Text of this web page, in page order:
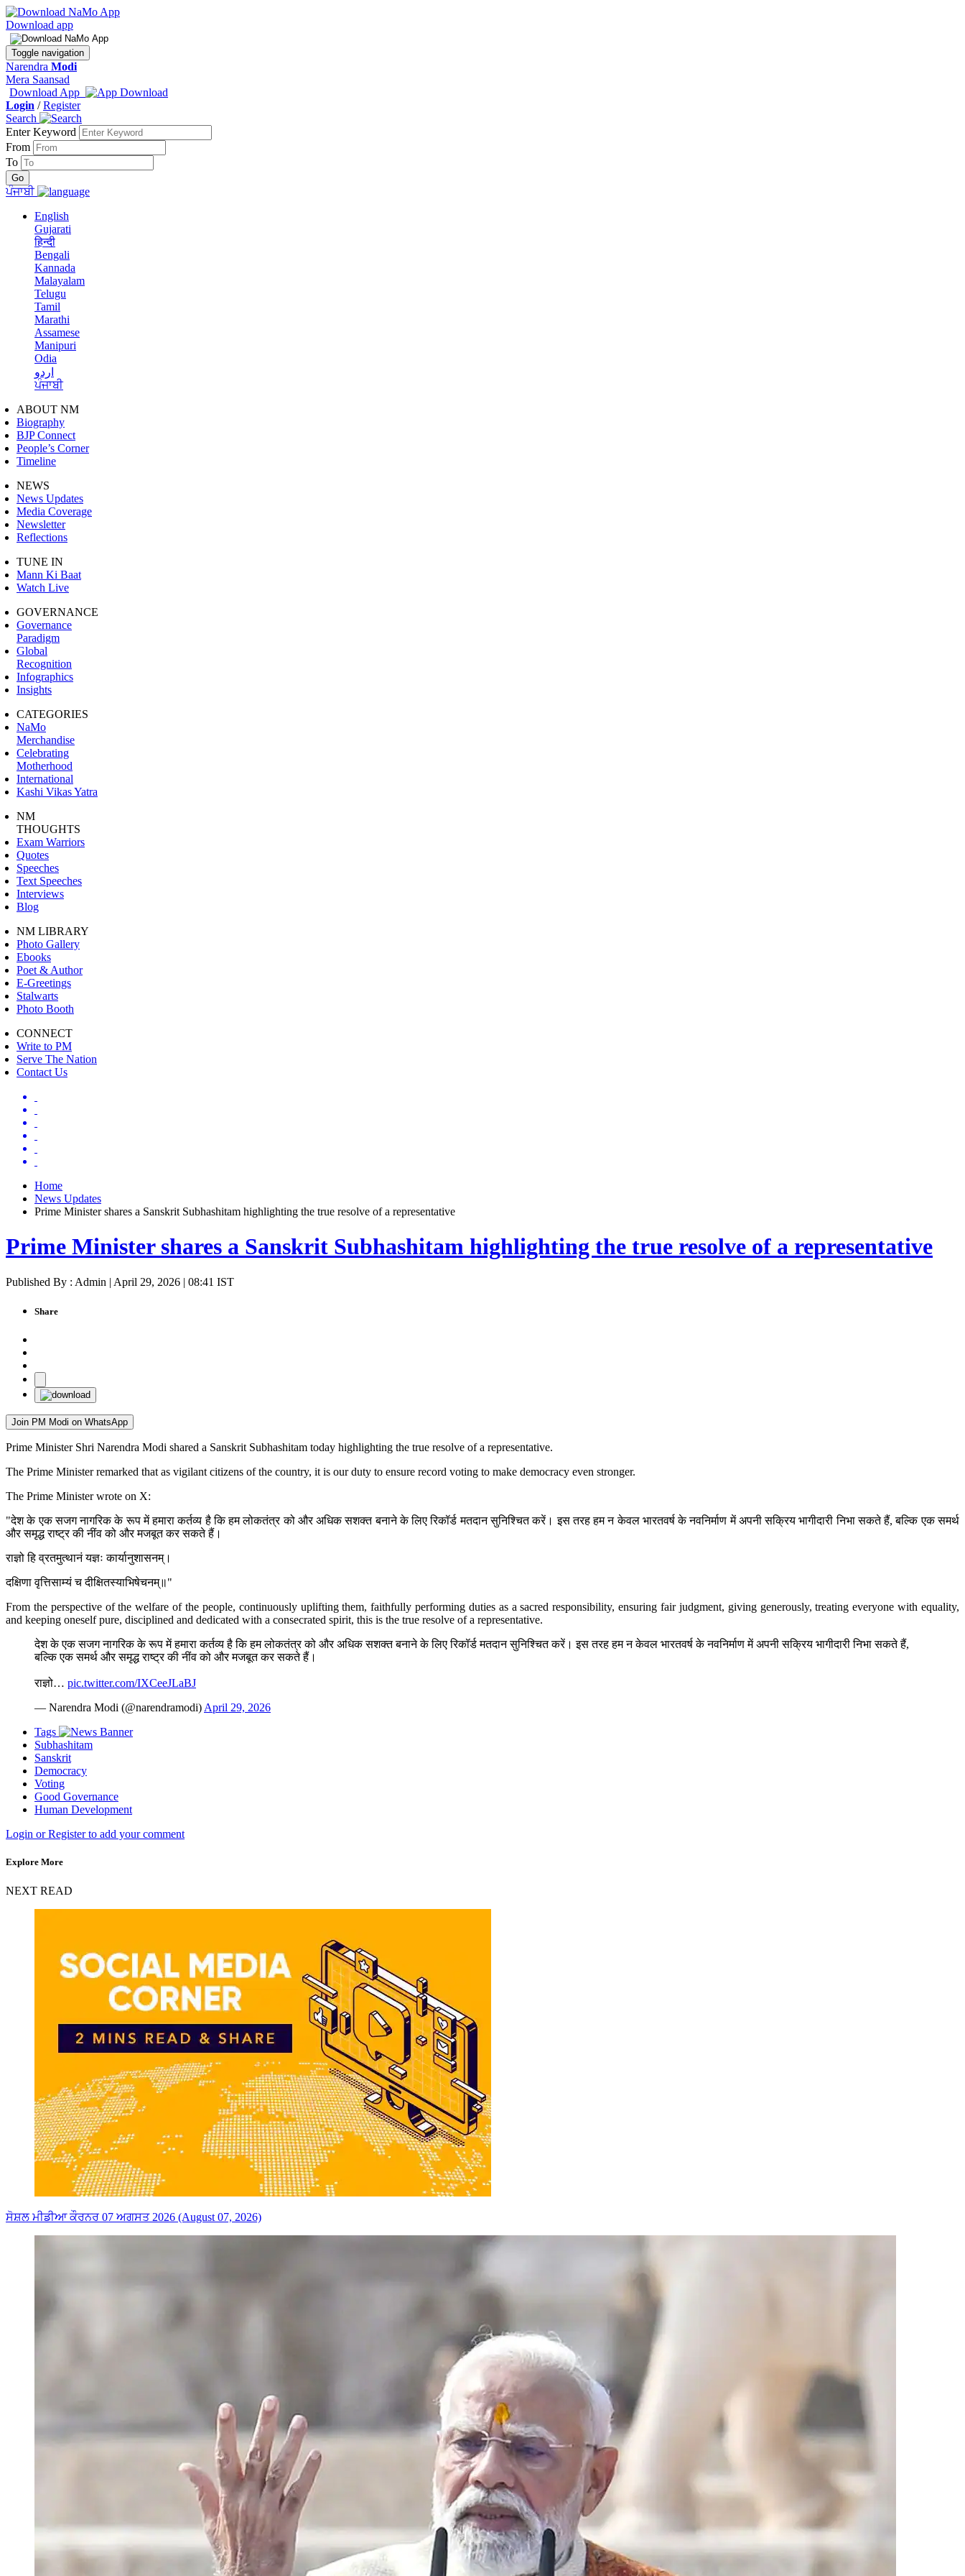
Download app
Toggle navigation
Narendra Modi
Mera Saansad
Download App
Login /Register
Search
Enter Keyword
From
To
ਪੰਜਾਬੀ
English
Gujarati
हिन्दी
Bengali
Kannada
Malayalam
Telugu
Tamil
Marathi
Assamese
Manipuri
Odia
اردو
ਪੰਜਾਬੀ
ABOUT NM
Biography
BJP Connect
People’s Corner
Timeline
NEWS
News Updates
Media Coverage
Newsletter
Reflections
TUNE IN
Mann Ki Baat
Watch Live
GOVERNANCE
Governance
Paradigm
Global
Recognition
Infographics
Insights
CATEGORIES
NaMo
Merchandise
Celebrating
Motherhood
International
Kashi Vikas Yatra
NM
THOUGHTS
Exam Warriors
Quotes
Speeches
Text Speeches
Interviews
Blog
NM LIBRARY
Photo Gallery
Ebooks
Poet & Author
E-Greetings
Stalwarts
Photo Booth
CONNECT
Write to PM
Serve The Nation
Contact Us
Home
News Updates
Prime Minister shares a Sanskrit Subhashitam highlighting the true resolve of a representative
Prime Minister shares a Sanskrit Subhashitam highlighting the true resolve of a representative
Published By : Admin | April 29, 2026 | 08:41 IST
Share
Join PM Modi on WhatsApp
Prime Minister Shri Narendra Modi shared a Sanskrit Subhashitam today highlighting the true resolve of a representative.
The Prime Minister remarked that as vigilant citizens of the country, it is our duty to ensure record voting to make democracy even stronger.
The Prime Minister wrote on X:
"देश के एक सजग नागरिक के रूप में हमारा कर्तव्य है कि हम लोकतंत्र को और अधिक सशक्त बनाने के लिए रिकॉर्ड मतदान सुनिश्चित करें। इस तरह हम न केवल भारतवर्ष के नवनिर्माण में अपनी सक्रिय भागीदारी निभा सकते हैं, बल्कि एक समर्थ
और समृद्ध राष्ट्र की नींव को और मजबूत कर सकते हैं।
राज्ञो हि व्रतमुत्थानं यज्ञः कार्यानुशासनम्।
दक्षिणा वृत्तिसाम्यं च दीक्षितस्याभिषेचनम्॥"
From the perspective of the welfare of the people, continuously uplifting them, faithfully performing duties as a sacred responsibility, ensuring fair judgment, giving generously, treating everyone with equality,
and keeping oneself pure, disciplined and dedicated with a consecrated spirit, this is the true resolve of a representative.
देश के एक सजग नागरिक के रूप में हमारा कर्तव्य है कि हम लोकतंत्र को और अधिक सशक्त बनाने के लिए रिकॉर्ड मतदान सुनिश्चित करें। इस तरह हम न केवल भारतवर्ष के नवनिर्माण में अपनी सक्रिय भागीदारी निभा सकते हैं,
बल्कि एक समर्थ और समृद्ध राष्ट्र की नींव को और मजबूत कर सकते हैं।
राज्ञो… pic.twitter.com/IXCeeJLaBJ
— Narendra Modi (@narendramodi) April 29, 2026
Tags
Subhashitam
Sanskrit
Democracy
Voting
Good Governance
Human Development
Login or Register to add your comment
Explore More
NEXT READ
ਸੋਸ਼ਲ ਮੀਡੀਆ ਕੌਰਨਰ 07 ਅਗਸਤ 2026 (August 07, 2026)